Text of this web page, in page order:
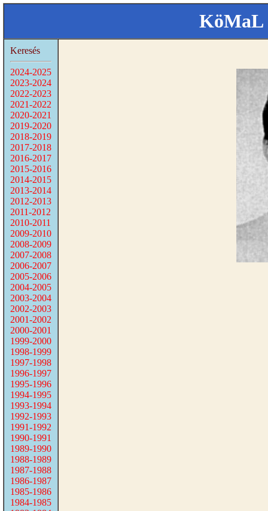
KöMaL
Keresés
2024-2025
2023-2024
2022-2023
2021-2022
2020-2021
2019-2020
2018-2019
2017-2018
2016-2017
2015-2016
2014-2015
2013-2014
2012-2013
2011-2012
2010-2011
2009-2010
2008-2009
2007-2008
2006-2007
2005-2006
2004-2005
2003-2004
2002-2003
2001-2002
2000-2001
1999-2000
1998-1999
1997-1998
1996-1997
1995-1996
1994-1995
1993-1994
1992-1993
1991-1992
1990-1991
1989-1990
1988-1989
1987-1988
1986-1987
1985-1986
1984-1985